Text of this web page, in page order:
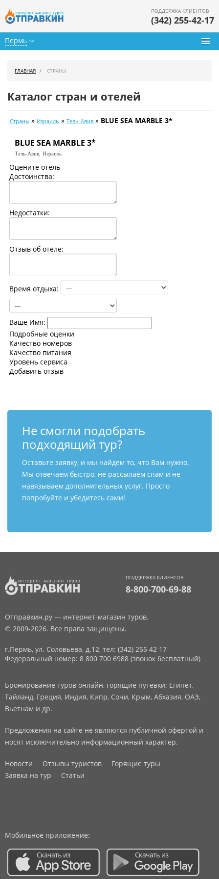
Пермь
ПОДДЕРЖКА КЛИЕНТОВ
(342) 255-42-17
Календарь туров
Цены дня
Страны
ГЛАВНАЯ СТРАНЫ
Каталог стран и отелей
Страны » Израиль » Тель-Авив » BLUE SEA MARBLE 3*
BLUE SEA MARBLE 3*
Тель-Авив, Израиль
Оцените отель
Достоинства:
Недостатки:
Отзыв об отеле:
Время отдыха:
Ваше Имя:
Подробные оценки
Качество номеров
Качество питания
Уровень сервиса
Добавить отзыв
Не смогли подобрать
подходящий тур?
Оставьте заявку, и мы найдем то, что Вам нужно.
Мы отвечаем быстро, не рассылаем спам и не
навязываем дополнительных услуг. Просто
попробуйте и убедитесь сами!
ПОДДЕРЖКА КЛИЕНТОВ
8-800-700-69-88
Отправкин.ру — интернет-магазин туров.
© 2009-2026. Все права защищены.
г.Пермь, ул. Соловьева, д.12, тел: (342) 255 42 17
Федеральный номер: 8 800 700 6988 (звонок бесплатный)
Бронирование туров онлайн, горящие путевки: Египет,
Тайланд, Греция, Индия, Кипр, Сочи, Крым, Абхазия, ОАЭ,
Вьетнам и др.
Предложения на сайте не являются публичной офертой и
носят исключительно информационный характер.
Новости Отзывы туристов
Горящие туры
Заявка на тур
Статьи
Мобильное приложение: